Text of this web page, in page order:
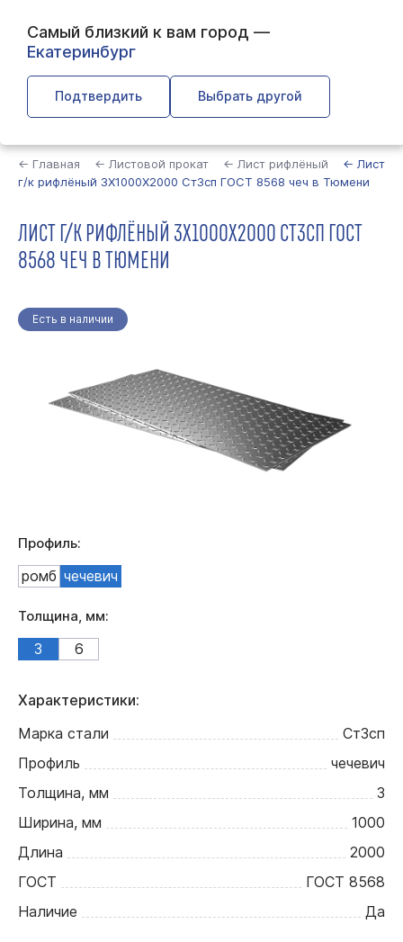
Самый близкий к вам город —
Екатеринбург
Подтвердить Выбрать другой
← Главная ← Листовой прокат ← Лист рифлёный
← Лист
г/к рифлёный 3Х1000Х2000 Ст3сп ГОСТ 8568 чеч в Тюмени
ЛИСТ Г/К РИФЛЁНЫЙ 3Х1000Х2000 СТ3СП ГОСТ
8568 ЧЕЧ В ТЮМЕНИ
Есть в наличии
Профиль:
ромб чечевич
Толщина, мм:
3 6
Характеристики:
Марка стали
Ст3сп
Профиль
чечевич
Толщина, мм
3
Ширина, мм
1000
Длина
2000
ГОСТ
ГОСТ 8568
Наличие
Да